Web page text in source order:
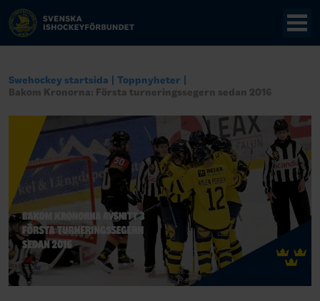
Swehockey startsida
Toppnyheter
Bakom Kronorna: Första turneringssegern sedan 2016